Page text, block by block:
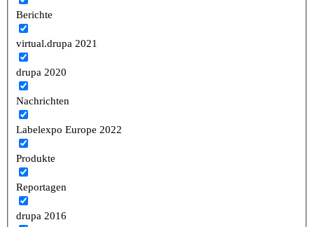
Berichte
virtual.drupa 2021
drupa 2020
Nachrichten
Labelexpo Europe 2022
Produkte
Reportagen
drupa 2016